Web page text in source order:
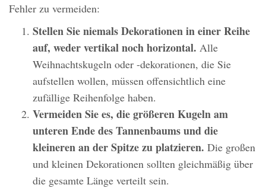
Fehler zu vermeiden:
Stellen Sie niemals Dekorationen in einer Reihe
auf, weder vertikal noch horizontal. Alle
Weihnachtskugeln oder -dekorationen, die Sie
aufstellen wollen, müssen offensichtlich eine
zufällige Reihenfolge haben.
Vermeiden Sie es, die größeren Kugeln am
unteren Ende des Tannenbaums und die
kleineren an der Spitze zu platzieren. Die großen
und kleinen Dekorationen sollten gleichmäßig über
die gesamte Länge verteilt sein.